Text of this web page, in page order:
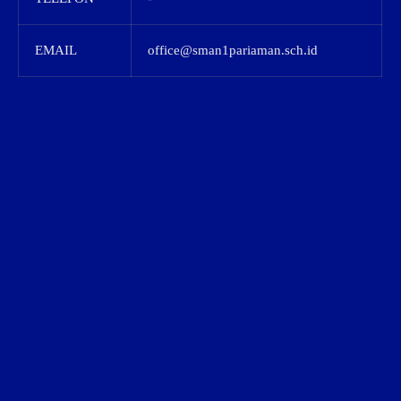
EMAIL office@sman1pariaman.sch.id